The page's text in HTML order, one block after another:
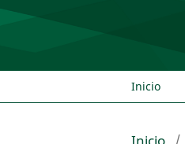
Inicio